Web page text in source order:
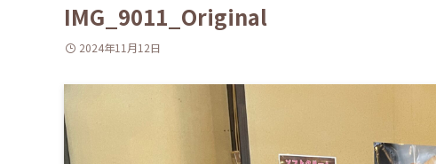
IMG_9011_Original
2024年11月12日